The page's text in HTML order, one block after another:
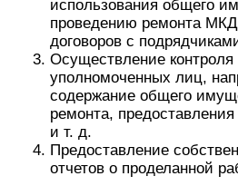
использования общего
проведению ремонта
договоров с
Осуществление
уполномоченных лиц,
содержание общего
ремонта,
и т. д.
Предоставление
отчетов о проделанной